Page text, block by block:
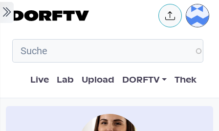
Skip to main content User
Hauptnavigation
Live Lab Upload DORFTV Thek